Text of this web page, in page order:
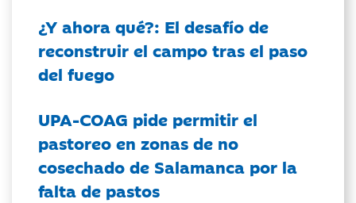
¿Y ahora qué?: El desafío de
reconstruir el campo tras el paso
del fuego
UPA-COAG pide permitir el
pastoreo en zonas de no
cosechado de Salamanca por la
falta de pastos